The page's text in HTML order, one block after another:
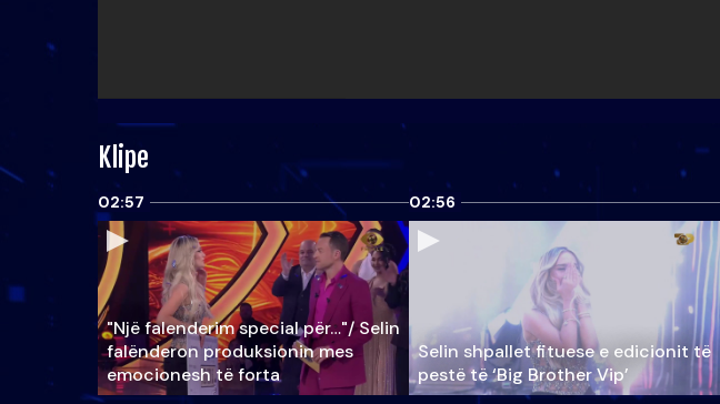
Klipe
02:57
"Një falenderim special për…"/ Selin
falënderon produksionin mes
emocionesh të forta
02:56
Selin shpallet fituese e edicionit të
pestë të ‘Big Brother Vip’